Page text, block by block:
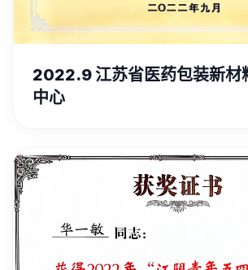
2022.9 江苏省医药包装新材
中心